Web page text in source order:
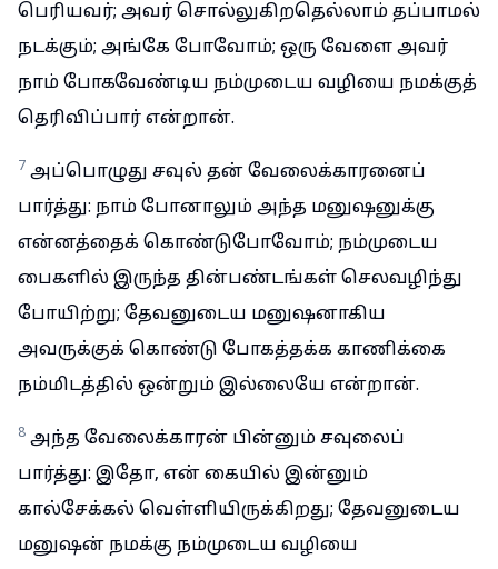
பெரியவர்; அவர் சொல்லுகிறதெல்லாம் தப்பாமல்
நடக்கும்; அங்கே போவோம்; ஒரு வேளை அவர்
நாம் போகவேண்டிய நம்முடைய வழியை நமக்குத்
தெரிவிப்பார் என்றான்.
7 அப்பொழுது சவுல் தன் வேலைக்காரனைப்
பார்த்து: நாம் போனாலும் அந்த மனுஷனுக்கு
என்னத்தைக் கொண்டுபோவோம்; நம்முடைய
பைகளில் இருந்த தின்பண்டங்கள் செலவழிந்து
போயிற்று; தேவனுடைய மனுஷனாகிய
அவருக்குக் கொண்டு போகத்தக்க காணிக்கை
நம்மிடத்தில் ஒன்றும் இல்லையே என்றான்.
8 அந்த வேலைக்காரன் பின்னும் சவுலைப்
பார்த்து: இதோ, என் கையில் இன்னும்
கால்சேக்கல் வெள்ளியிருக்கிறது; தேவனுடைய
மனுஷன் நமக்கு நம்முடைய வழியை